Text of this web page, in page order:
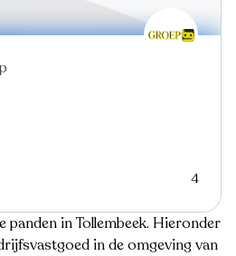
4
panden in Tollembeek. Hieronder
in de omgeving van